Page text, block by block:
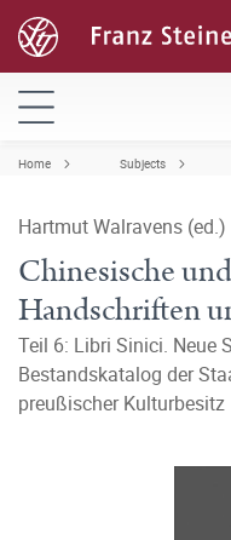
Home Subjects
Hartmut Walravens (ed.)
Chinesische
Handschriften
Teil 6: Libri Sinici. Neue
Bestandskatalog der
preußischer Kulturbesitz